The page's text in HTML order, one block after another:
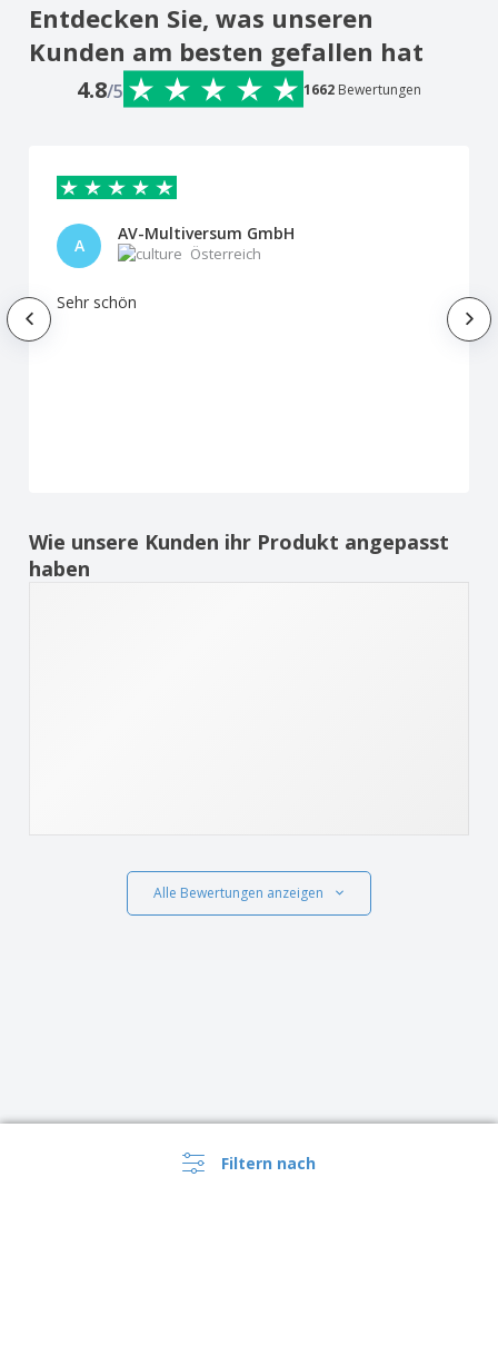
Filtern nach
Entdecken Sie, was unseren
Kunden am besten gefallen hat
4.8/5 1662 Bewertungen
A
AV-Multiversum GmbH
Österreich
Sehr schön
Wie unsere Kunden ihr Produkt angepasst
haben
Alle Bewertungen anzeigen